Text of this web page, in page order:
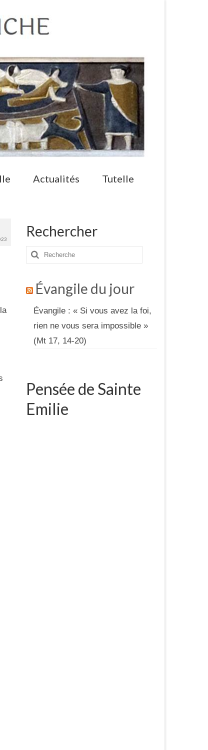
Actualités Tutelle
Rechercher
Rechercher
:
Évangile du jour
Évangile : « Si vous avez la foi,
rien ne vous sera impossible »
(Mt 17, 14-20)
Pensée de Sainte
Emilie